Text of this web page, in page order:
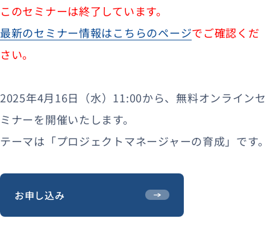
このセミナーは終了しています。
最新のセミナー情報はこちらのページでご確認くだ
さい。
2025年4月16日（水）11:00から、無料オンラインセ
ミナーを開催いたします。
テーマは「プロジェクトマネージャーの育成」です。
お申し込み